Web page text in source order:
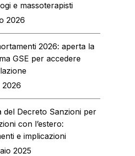
e massoterapisti
2026
2026: aperta la
GSE per accedere
2026
del Decreto Sanzioni per
con l’estero:
e implicazioni
2025